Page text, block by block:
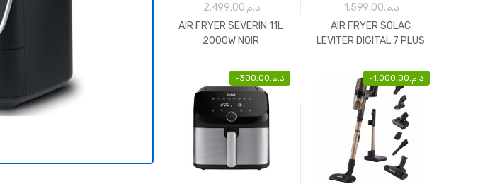
د.م.2.499,00
AIR FRYER SEVERIN 11L
2000W NOIR
د.م.1.599,00
AIR FRYER SOLAC
LEVITER DIGITAL 7 PLUS
- د.م.300,00 - د.م.1.000,00